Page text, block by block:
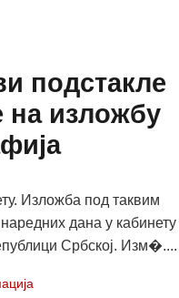
подстакле
на изложбу
Изложба под таквим
дана у кабинету
Србској. Изм�....